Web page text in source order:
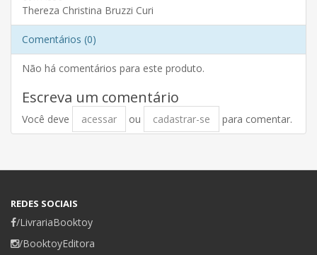
Thereza Christina Bruzzi Curi
Comentários (0)
Não há comentários para este produto.
Escreva um comentário
Você deve acessar ou cadastrar-se para comentar.
REDES SOCIAIS
/LivrariaBooktoy
/BooktoyEditora